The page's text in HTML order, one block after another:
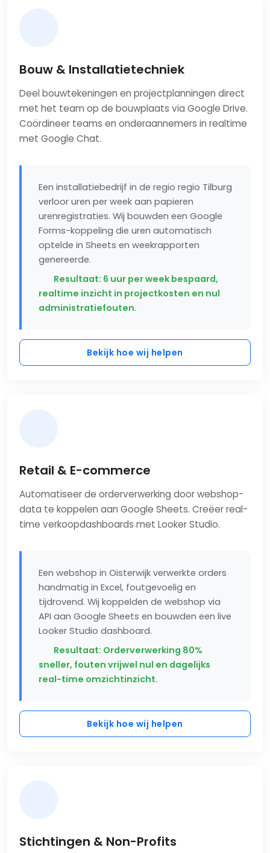
Bouw & Installatietechniek
Deel bouwtekeningen en projectplanningen direct
met het team op de bouwplaats via Google Drive.
Coördineer teams en onderaannemers in realtime
met Google Chat.
Een installatiebedrijf in de regio regio Tilburg
verloor uren per week aan papieren
urenregistraties. Wij bouwden een Google
Forms-koppeling die uren automatisch
optelde in Sheets en weekrapporten
genereerde.
Resultaat: 6 uur per week bespaard,
realtime inzicht in projectkosten en nul
administratiefouten.
Bekijk hoe wij helpen
Retail & E-commerce
Automatiseer de orderverwerking door webshop-
data te koppelen aan Google Sheets. Creëer real-
time verkoopdashboards met Looker Studio.
Een webshop in Oisterwijk verwerkte orders
handmatig in Excel, foutgevoelig en
tijdrovend. Wij koppelden de webshop via
API aan Google Sheets en bouwden een live
Looker Studio dashboard.
Resultaat: Orderverwerking 80%
sneller, fouten vrijwel nul en dagelijks
real-time omzichtinzicht.
Bekijk hoe wij helpen
Stichtingen & Non-Profits